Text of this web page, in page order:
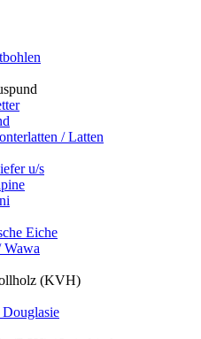
/ Latten
u/s
Eiche
Wawa
(KVH)